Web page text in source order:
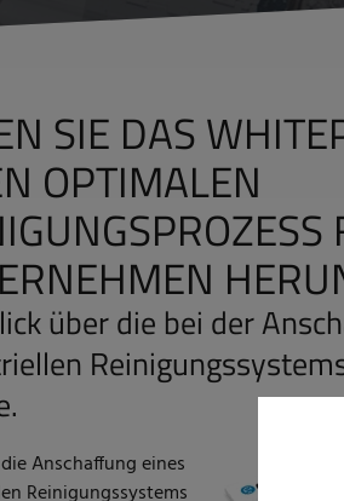
SIE DAS
OPTIMALEN
über die bei der
Anschaffung eines
Reinigungssystems